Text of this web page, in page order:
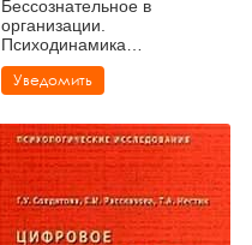
Бессознательное в
организации.
Психодинамика
руководства, консалтинга и
управления изменениями
Уведомить